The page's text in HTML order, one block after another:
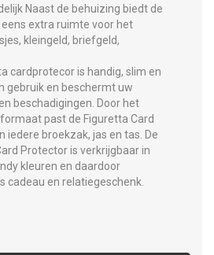
Naast de behuizing biedt de
extra ruimte voor het
kleingeld, briefgeld,
cardprotecor is handig, slim en
gebruik en beschermt uw
beschadigingen. Door het
past de Figuretta Card
iedere broekzak, jas en tas. De
Protector is verkrijgbaar in
kleuren en daardoor
cadeau en relatiegeschenk.